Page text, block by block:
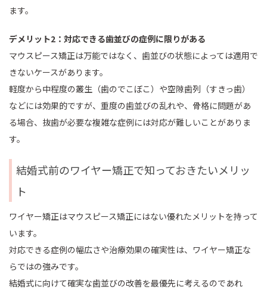
ます。
デメリット2：対応できる歯並びの症例に限りがある
マウスピース矯正は万能ではなく、歯並びの状態によっては適用で
きないケースがあります。
軽度から中程度の叢生（歯のでこぼこ）や空隙歯列（すきっ歯）
などには効果的ですが、重度の歯並びの乱れや、骨格に問題があ
る場合、抜歯が必要な複雑な症例には対応が難しいことがありま
す。
結婚式前のワイヤー矯正で知っておきたいメリッ
ト
ワイヤー矯正はマウスピース矯正にはない優れたメリットを持って
います。
対応できる症例の幅広さや治療効果の確実性は、ワイヤー矯正な
らではの強みです。
結婚式に向けて確実な歯並びの改善を最優先に考えるのであれ